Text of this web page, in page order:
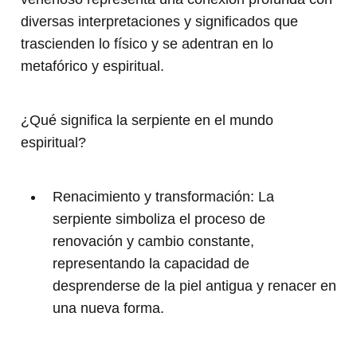
diversas interpretaciones y significados que
trascienden lo físico y se adentran en lo
metafórico y espiritual.
¿Qué significa la serpiente en el mundo
espiritual?
Renacimiento y transformación: La
serpiente simboliza el proceso de
renovación y cambio constante,
representando la capacidad de
desprenderse de la piel antigua y renacer en
una nueva forma.